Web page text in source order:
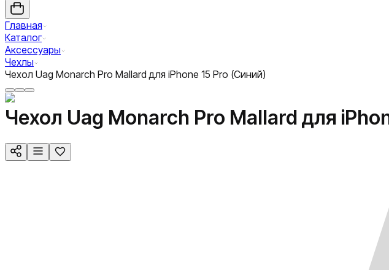
Главная
Каталог
Аксессуары
Чехлы
Чехол Uag Monarch Pro Mallard для iPhone 15 Pro (Синий)
Чехол Uag Monarch Pro Mallard для